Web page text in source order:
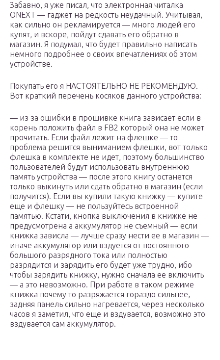
Забавно, я уже писал, что электронная читалка
ONEXT — гаджет на редкость неудачный. Учитывая,
как сильно он рекламируется — много людей его
купят, и вскоре, пойдут сдавать его обратно в
магазин. Я подумал, что будет правильно написать
немного подробнее о своих впечатлениях об этом
устройстве.
Покупать его я НАСТОЯТЕЛЬНО НЕ РЕКОМЕНДУЮ.
Вот краткий перечень косяков данного устройства:
— из за ошибки в прошивке книга зависает если в
корень положить файл в FB2 который она не может
прочитать. Если файл лежит на флешке — то
проблема решится выниманием флешки, вот только
флешка в комплекте не идет, поэтому большинство
пользователей будут использовать внутреннюю
память устройства — после этого книгу останется
только выкинуть или сдать обратно в магазин (если
получится). Если вы купили такую книжку — купите
еще и флешку — не пользуйтесь встроенной
памятью! Кстати, кнопка выключения в книжке не
предусмотрена а аккумулятор не съемный — если
книжка зависла — лучше сразу нести ее в магазин —
иначе аккумулятор или вздуется от постоянного
большого разрядного тока или полностью
разрядится и зарядить его будет уже трудно, ибо
чтобы зарядить книжку, нужно сначала ее включить
— а это невозможно. При работе в таком режиме
книжка почему то разряжается гораздо сильнее,
задняя панель сильно нагревается, через несколько
часов я заметил, что еще и вздувается, возможно это
вздувается сам аккумулятор.